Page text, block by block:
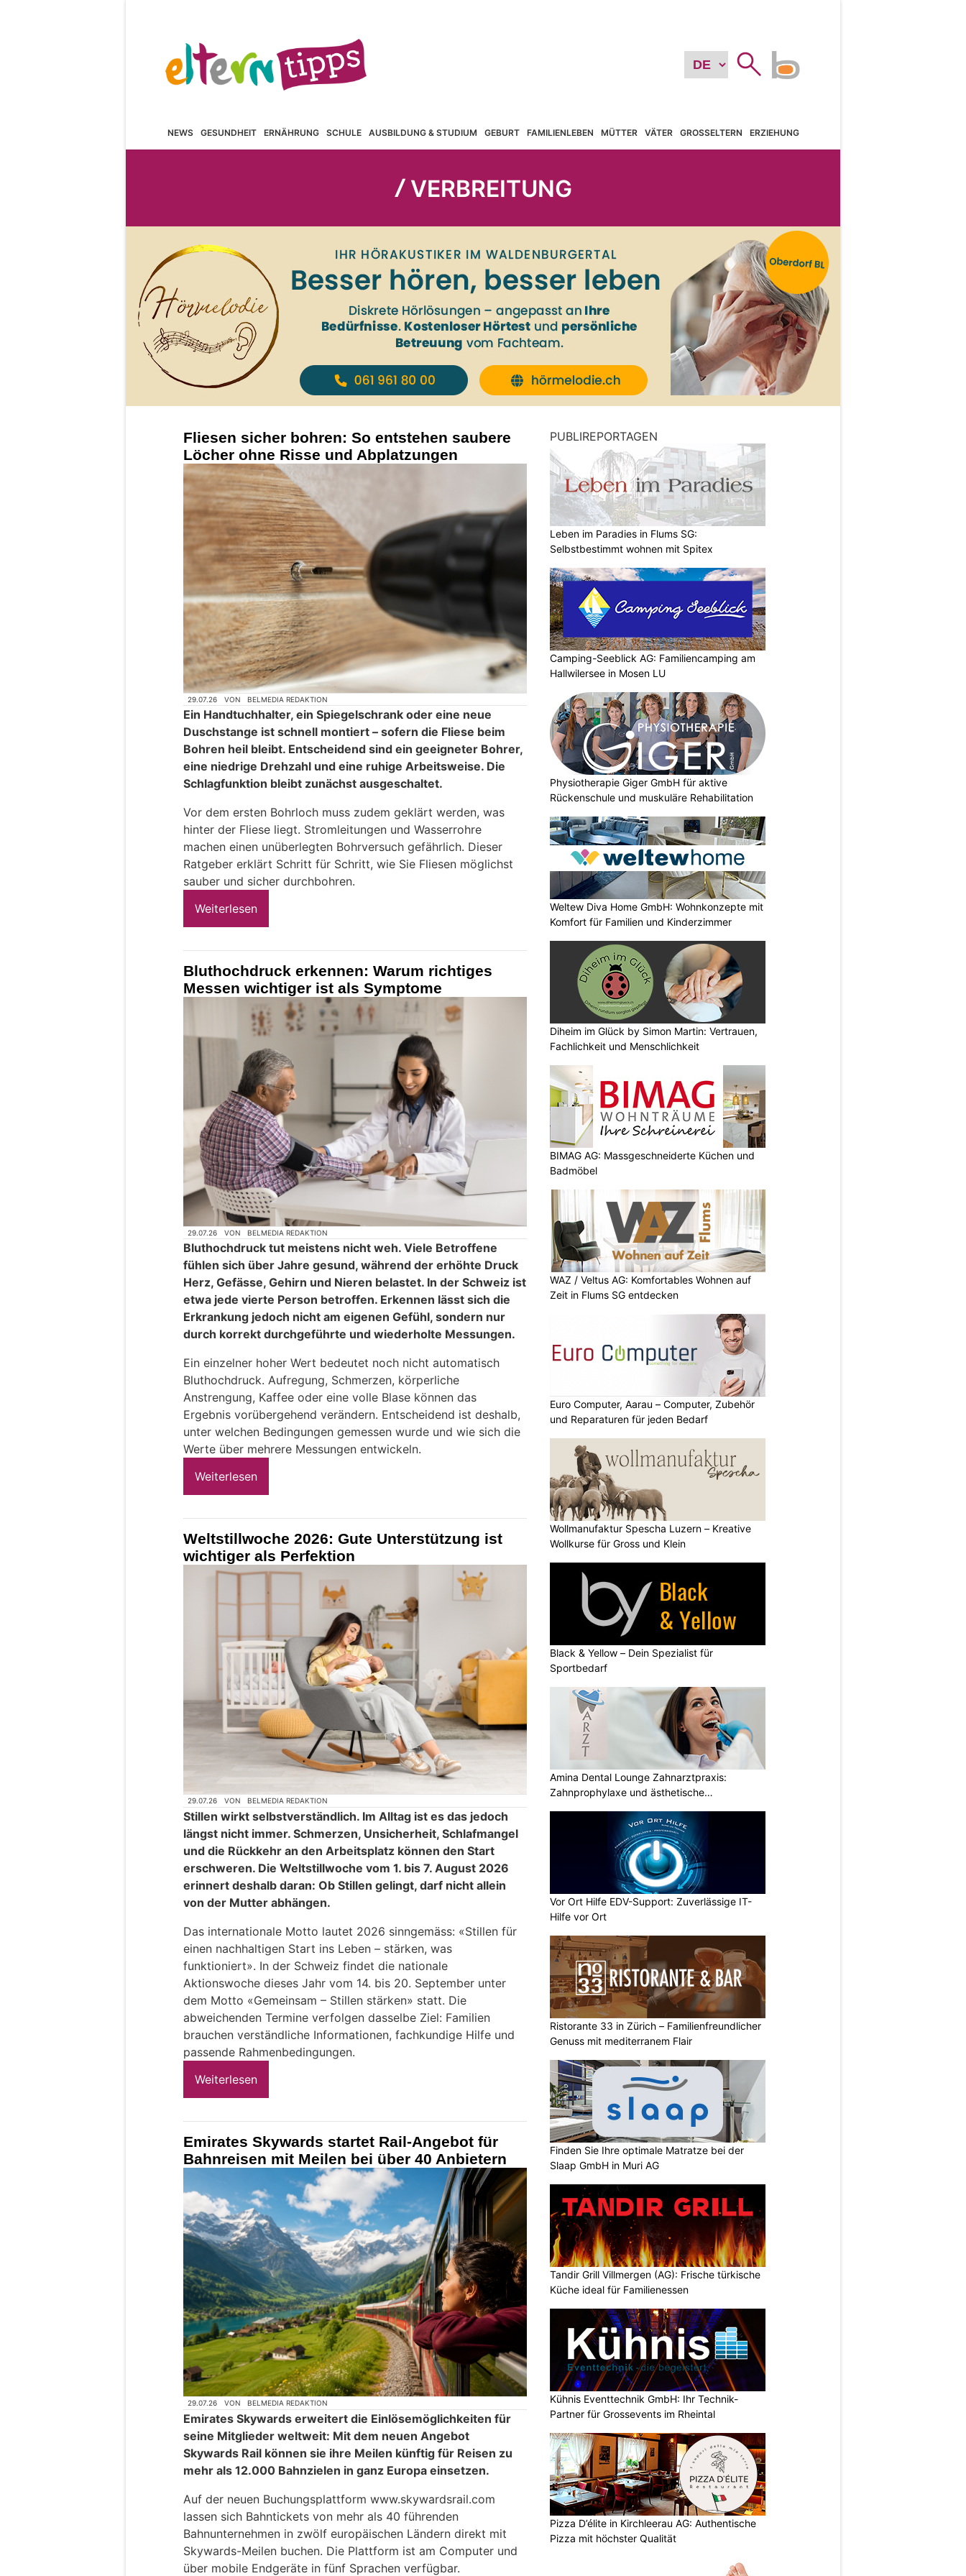
NEWS GESUNDHEIT ERNÄHRUNG SCHULE AUSBILDUNG & STUDIUM GEBURT FAMILIENLEBEN MÜTTER VÄTER GROSSELTERN ERZIEHUNG
Ⳇ VERBREITUNG
Fliesen sicher bohren: So entstehen saubere
Löcher ohne Risse und Abplatzungen
29.07.26 VON BELMEDIA REDAKTION
Ein Handtuchhalter, ein Spiegelschrank oder eine neue
Duschstange ist schnell montiert – sofern die Fliese beim
Bohren heil bleibt. Entscheidend sind ein geeigneter Bohrer,
eine niedrige Drehzahl und eine ruhige Arbeitsweise. Die
Schlagfunktion bleibt zunächst ausgeschaltet.
Vor dem ersten Bohrloch muss zudem geklärt werden, was
hinter der Fliese liegt. Stromleitungen und Wasserrohre
machen einen unüberlegten Bohrversuch gefährlich. Dieser
Ratgeber erklärt Schritt für Schritt, wie Sie Fliesen möglichst
sauber und sicher durchbohren.
Weiterlesen
Bluthochdruck erkennen: Warum richtiges
Messen wichtiger ist als Symptome
29.07.26 VON BELMEDIA REDAKTION
Bluthochdruck tut meistens nicht weh. Viele Betroffene
fühlen sich über Jahre gesund, während der erhöhte Druck
Herz, Gefässe, Gehirn und Nieren belastet. In der Schweiz ist
etwa jede vierte Person betroffen. Erkennen lässt sich die
Erkrankung jedoch nicht am eigenen Gefühl, sondern nur
durch korrekt durchgeführte und wiederholte Messungen.
Ein einzelner hoher Wert bedeutet noch nicht automatisch
Bluthochdruck. Aufregung, Schmerzen, körperliche
Anstrengung, Kaffee oder eine volle Blase können das
Ergebnis vorübergehend verändern. Entscheidend ist deshalb,
unter welchen Bedingungen gemessen wurde und wie sich die
Werte über mehrere Messungen entwickeln.
Weiterlesen
Weltstillwoche 2026: Gute Unterstützung ist
wichtiger als Perfektion
29.07.26 VON BELMEDIA REDAKTION
Stillen wirkt selbstverständlich. Im Alltag ist es das jedoch
längst nicht immer. Schmerzen, Unsicherheit, Schlafmangel
und die Rückkehr an den Arbeitsplatz können den Start
erschweren. Die Weltstillwoche vom 1. bis 7. August 2026
erinnert deshalb daran: Ob Stillen gelingt, darf nicht allein
von der Mutter abhängen.
Das internationale Motto lautet 2026 sinngemäss: «Stillen für
einen nachhaltigen Start ins Leben – stärken, was
funktioniert». In der Schweiz findet die nationale
Aktionswoche dieses Jahr vom 14. bis 20. September unter
dem Motto «Gemeinsam – Stillen stärken» statt. Die
abweichenden Termine verfolgen dasselbe Ziel: Familien
brauchen verständliche Informationen, fachkundige Hilfe und
passende Rahmenbedingungen.
Weiterlesen
Emirates Skywards startet Rail-Angebot für
Bahnreisen mit Meilen bei über 40 Anbietern
29.07.26 VON BELMEDIA REDAKTION
Emirates Skywards erweitert die Einlösemöglichkeiten für
seine Mitglieder weltweit: Mit dem neuen Angebot
Skywards Rail können sie ihre Meilen künftig für Reisen zu
mehr als 12.000 Bahnzielen in ganz Europa einsetzen.
Auf der neuen Buchungsplattform www.skywardsrail.com
lassen sich Bahntickets von mehr als 40 führenden
Bahnunternehmen in zwölf europäischen Ländern direkt mit
Skywards-Meilen buchen. Die Plattform ist am Computer und
über mobile Endgeräte in fünf Sprachen verfügbar.
PUBLIREPORTAGEN
Leben im Paradies in Flums SG:
Selbstbestimmt wohnen mit Spitex
Camping-Seeblick AG: Familiencamping am
Hallwilersee in Mosen LU
Physiotherapie Giger GmbH für aktive
Rückenschule und muskuläre Rehabilitation
Weltew Diva Home GmbH: Wohnkonzepte mit
Komfort für Familien und Kinderzimmer
Diheim im Glück by Simon Martin: Vertrauen,
Fachlichkeit und Menschlichkeit
BIMAG AG: Massgeschneiderte Küchen und
Badmöbel
WAZ / Veltus AG: Komfortables Wohnen auf
Zeit in Flums SG entdecken
Euro Computer, Aarau – Computer, Zubehör
und Reparaturen für jeden Bedarf
Wollmanufaktur Spescha Luzern – Kreative
Wollkurse für Gross und Klein
Black & Yellow – Dein Spezialist für
Sportbedarf
Amina Dental Lounge Zahnarztpraxis:
Zahnprophylaxe und ästhetische
Vor Ort Hilfe EDV-Support: Zuverlässige IT-
Hilfe vor Ort
Ristorante 33 in Zürich – Familienfreundlicher
Genuss mit mediterranem Flair
Finden Sie Ihre optimale Matratze bei der
Slaap GmbH in Muri AG
Tandir Grill Villmergen (AG): Frische türkische
Küche ideal für Familienessen
Kühnis Eventtechnik GmbH: Ihr Technik-
Partner für Grossevents im Rheintal
Pizza D’élite in Kirchleerau AG: Authentische
Pizza mit höchster Qualität